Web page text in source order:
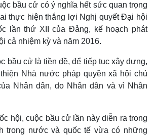
Video
Ảnh
E-Magazine
Infographic
bầu cử có ý nghĩa hết sức quan trọng
thực hiện thắng lợi Nghị quyết Đại hội
lần thứ XII của Đảng, kế hoạch phát
cả nhiệm kỳ và năm 2016.
bầu cử là tiền đề, để tiếp tục xây dựng,
Nhà nước pháp quyền xã hội chủ
Nhân dân, do Nhân dân và vì Nhân
hội, cuộc bầu cử lần này diễn ra trong
trong nước và quốc tế vừa có những